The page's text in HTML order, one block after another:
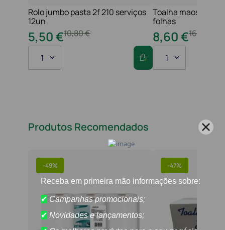
Rolo jumbo pasta 2f 210 serviços
12un
10,80€
5,50€
1
Toalha maos 2f
folhas
16
8,60€
1
Produtos Recomendados
-49% -47%